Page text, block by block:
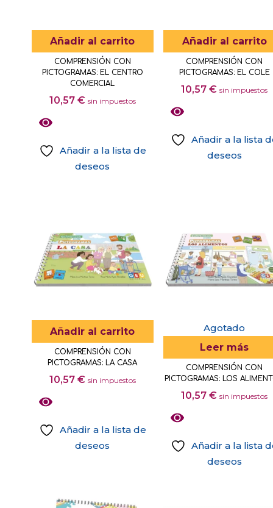
Añadir al carrito
COMPRENSIÓN CON
PICTOGRAMAS: EL CENTRO
COMERCIAL
10,57 € sin impuestos
Añadir a la lista de
deseos
Añadir al carrito
COMPRENSIÓN CON
PICTOGRAMAS: EL COLE
10,57€ sin impuestos
Añadir a la lista
deseos
Añadir al carrito
COMPRENSIÓN CON
PICTOGRAMAS: LA CASA
10,57 € sin impuestos
Añadir a la lista de
deseos
Agotado
Leer más
COMPRENSIÓN CON
PICTOGRAMAS: LOS
10,57€ sin impuestos
Añadir a la lista
deseos